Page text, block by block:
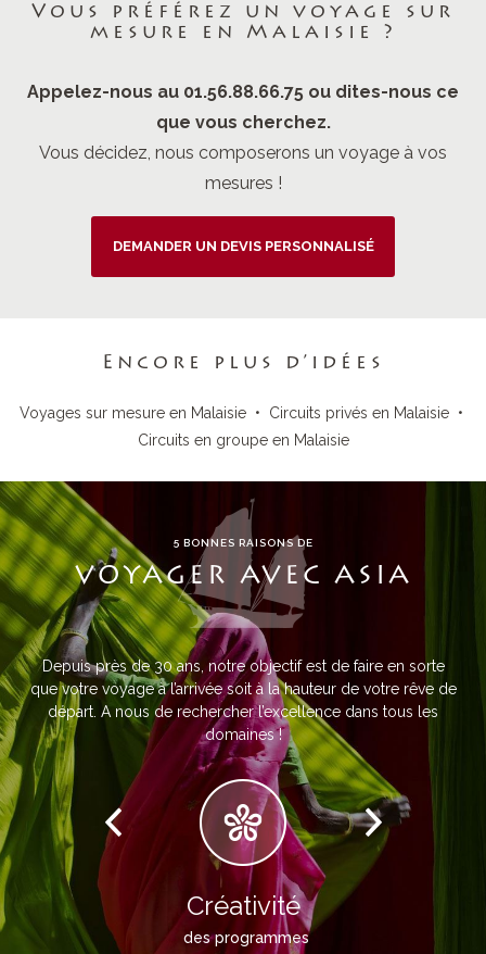
Vous préférez un voyage sur
mesure en Malaisie ?
Appelez-nous au 01.56.88.66.75 ou dites-nous ce
que vous cherchez.
Vous décidez, nous composerons un voyage à vos
mesures !
DEMANDER UN DEVIS PERSONNALISÉ
Encore plus d’idées
Voyages sur mesure en Malaisie• Circuits privés en Malaisie•
Circuits en groupe en Malaisie
5 BONNES RAISONS DE
VOYAGER AVEC ASIA
Depuis près de 30 ans, notre objectif est de faire en sorte
que votre voyage à l’arrivée soit à la hauteur de votre rêve de
départ. A nous de rechercher l’excellence dans tous les
domaines !
Créativité
des programmes